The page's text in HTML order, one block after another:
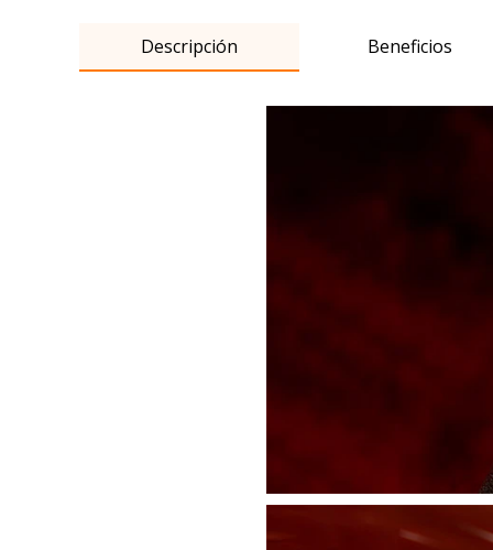
Descripción Beneficios